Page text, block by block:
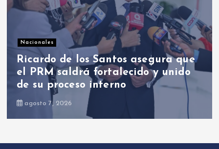
Nacionales
Ricardo de los Santos asegura que
el PRM saldrá fortalecido y unido
de su proceso interno
agosto 7, 2026